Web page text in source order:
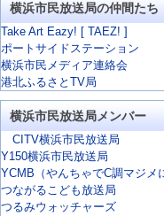
横浜市民放送局の仲間たち
Take Art Eazy! [ TAEZ! ]
ポートサイドステーション
横浜市民メディア連絡会
港北ふるさとTV局
横浜市民放送局メンバー
CITV横浜市民放送局
Y150横浜市民放送局
YCMB（やんちゃでC調マジメ
つながるこども放送局
つるみウォッチャーズ